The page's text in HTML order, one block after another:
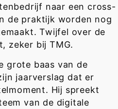
naar een cross-
de praktijk worden nog
Twijfel over de
zeker bij TMG.
grote baas van de
jaarverslag dat er
Hij spreekt
van de digitale